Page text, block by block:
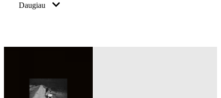
Daugiau